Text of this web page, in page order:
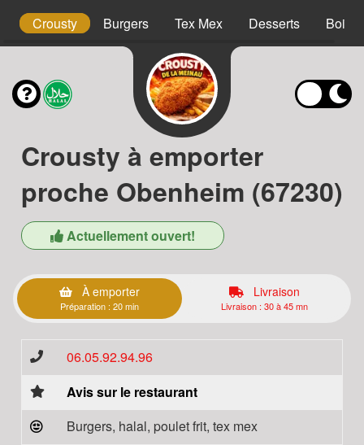
Crousty Burgers Tex Mex Desserts
Crousty à emporter
proche Obenheim (67230)
Actuellement ouvert!
À emporter
Préparation : 20 min
Livraison
Livraison : 30 à 45 mn
06.05.92.94.96
Avis sur le restaurant
Burgers, halal, poulet frit, tex mex